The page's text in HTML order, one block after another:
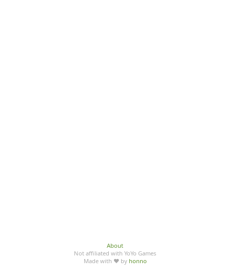
About
Not affiliated with YoYo Games
Made with ♥ by honno